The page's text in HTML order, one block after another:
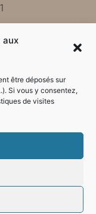
aux
être déposés sur
Si vous y consentez,
de visites